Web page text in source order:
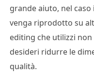
grande aiuto, nel
venga riprodotto su
editing che utilizzi
desideri ridurre le
qualità.